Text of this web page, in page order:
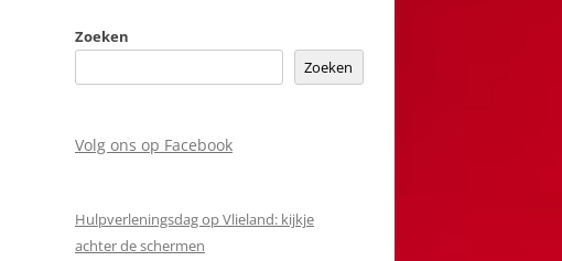
Zoeken
Zoeken
Volg ons op Facebook
Hulpverleningsdag op Vlieland: kijkje
achter de schermen